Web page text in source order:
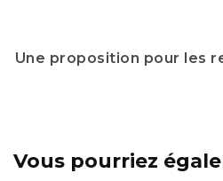
Une proposition pour les
Vous pourriez